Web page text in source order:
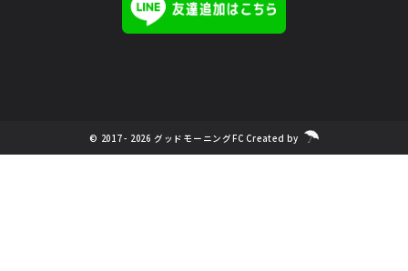
© 2017 - 2026 グッドモーニングFC Created by